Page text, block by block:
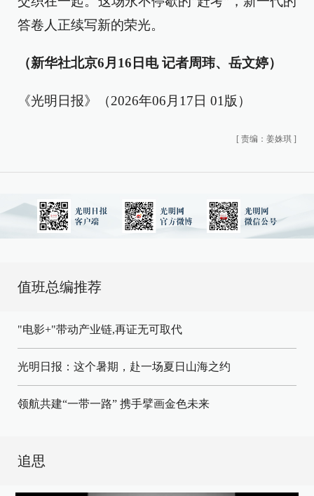
答卷人正续写新的荣光。
（新华社北京6月16日电 记者周玮、岳文婷）
《光明日报》（2026年06月17日 01版）
[ 责编：姜姝琪 ]
值班总编推荐
"电影+"带动产业链,再证无可取代
光明日报：这个暑期，赴一场夏日山海之约
领航共建“一带一路” 携手擘画金色未来
追思